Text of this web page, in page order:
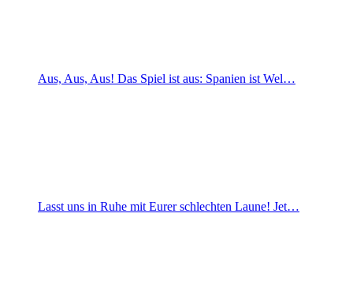
Aus, Aus, Aus! Das Spiel ist aus: Spanien ist Wel…
Lasst uns in Ruhe mit Eurer schlechten Laune! Jet…